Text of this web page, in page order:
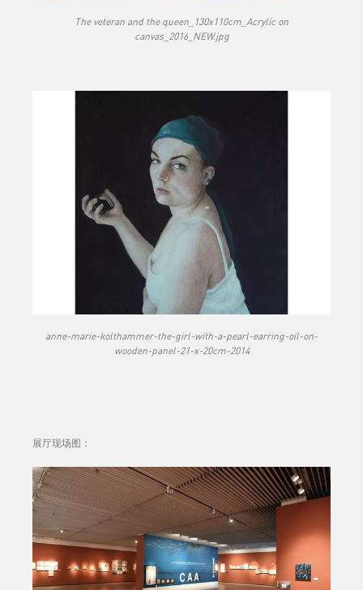
The veteran and the queen_130x110cm_Acrylic on
canvas_2016_NEW.jpg
anne-marie-kolthammer-the-girl-with-a-pearl-earring-oil-on-
wooden-panel-21-x-20cm-2014
展厅现场图：